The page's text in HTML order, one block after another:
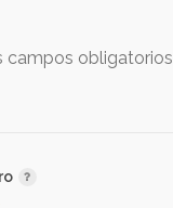
campos obligatorios